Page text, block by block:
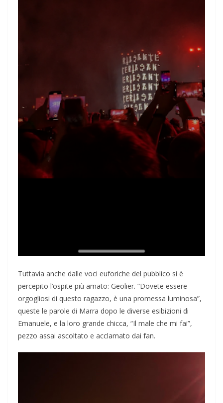
Tuttavia anche dalle voci euforiche del pubblico si è
percepito l’ospite più amato: Geolier. “Dovete essere
orgogliosi di questo ragazzo, è una promessa luminosa”,
queste le parole di Marra dopo le diverse esibizioni di
Emanuele, e la loro grande chicca, “Il male che mi fai”,
pezzo assai ascoltato e acclamato dai fan.